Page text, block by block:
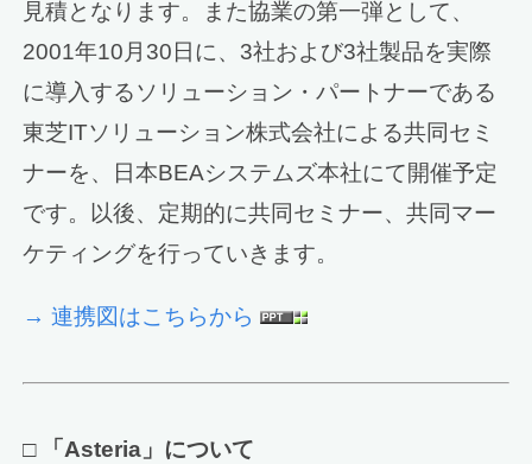
見積となります。また協業の第一弾として、
2001年10月30日に、3社および3社製品を実際
に導入するソリューション・パートナーである
東芝ITソリューション株式会社による共同セミ
ナーを、日本BEAシステムズ本社にて開催予定
です。以後、定期的に共同セミナー、共同マー
ケティングを行っていきます。
→ 連携図はこちらから
□ 「Asteria」について